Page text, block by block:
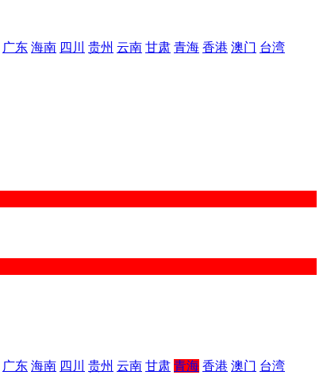
广东 海南 四川 贵州 云南 甘肃 青海 香港 澳门 台湾
广东 海南 四川 贵州 云南 甘肃 青海 香港 澳门 台湾